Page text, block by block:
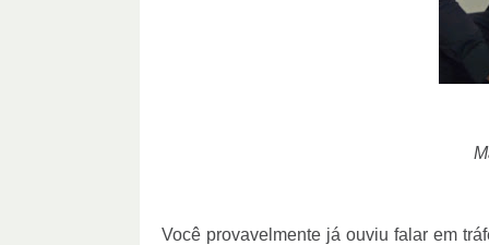
Você provavelmente já ouviu falar em